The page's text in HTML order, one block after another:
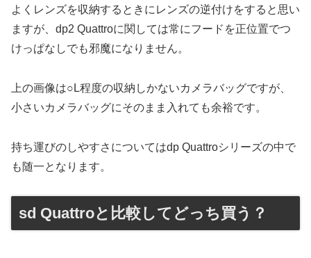
よくレンズを収納するときにレンズの逆付けをすると思い
ますが、dp2 Quattroに関しては常にフードを正位置でつ
けっぱなしでも邪魔になりません。
上の画像は○L程度の収納しかないカメラバッグですが、
小さいカメラバッグにそのまま入れても余裕です。
持ち運びのしやすさについてはdp Quattroシリーズの中で
も随一となります。
sd Quattroと比較してどっち買う？